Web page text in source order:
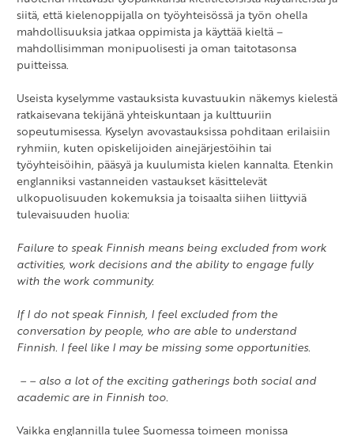
siitä, että kielenoppijalla on työyhteisössä ja työn ohella
mahdollisuuksia jatkaa oppimista ja käyttää kieltä –
mahdollisimman monipuolisesti ja oman taitotasonsa
puitteissa.
Useista kyselymme vastauksista kuvastuukin näkemys kielestä
ratkaisevana tekijänä yhteiskuntaan ja kulttuuriin
sopeutumisessa. Kyselyn avovastauksissa pohditaan erilaisiin
ryhmiin, kuten opiskelijoiden ainejärjestöihin tai
työyhteisöihin, pääsyä ja kuulumista kielen kannalta. Etenkin
englanniksi vastanneiden vastaukset käsittelevät
ulkopuolisuuden kokemuksia ja toisaalta siihen liittyviä
tulevaisuuden huolia:
Failure to speak Finnish means being excluded from work
activities, work decisions and the ability to engage fully
with the work community.
If I do not speak Finnish, I feel excluded from the
conversation by people, who are able to understand
Finnish. I feel like I may be missing some opportunities.
– – also a lot of the exciting gatherings both social and
academic are in Finnish too.
Vaikka englannilla tulee Suomessa toimeen monissa